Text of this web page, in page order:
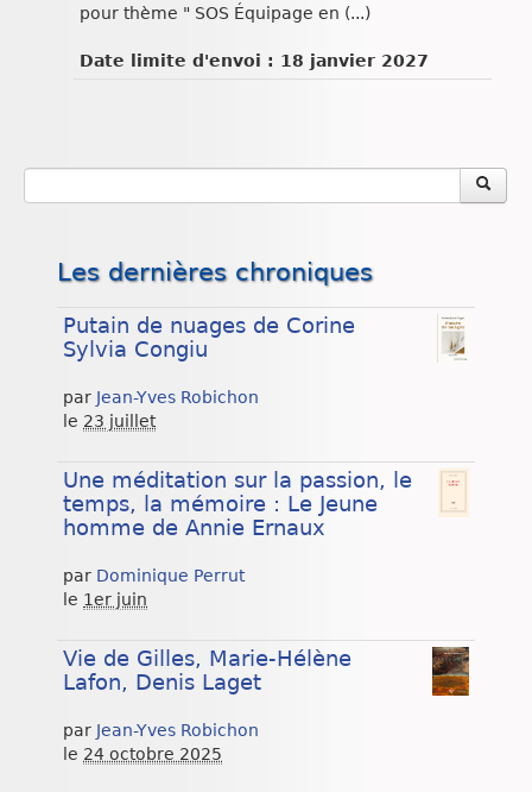
pour thème " SOS Équipage en (...)
Date limite d'envoi : 18 janvier 2027
Les dernières chroniques
Putain de nuages de Corine
Sylvia Congiu
par Jean-Yves Robichon
le 23 juillet
Une méditation sur la passion, le
temps, la mémoire : Le Jeune
homme de Annie Ernaux
par Dominique Perrut
le 1er juin
Vie de Gilles, Marie-Hélène
Lafon, Denis Laget
par Jean-Yves Robichon
le 24 octobre 2025